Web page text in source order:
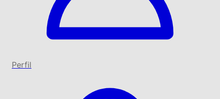
Perfil